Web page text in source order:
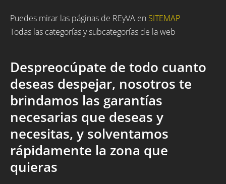
Puedes mirar las páginas de REyVA en SITEMAP
Todas las categorías y subcategorías de la web
Despreocúpate de todo cuanto
deseas despejar, nosotros te
brindamos las garantías
necesarias que deseas y
necesitas, y solventamos
rápidamente la zona que
quieras